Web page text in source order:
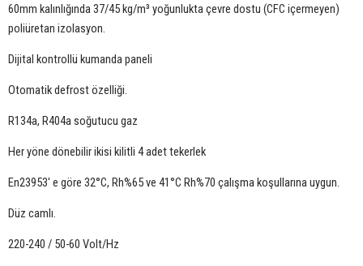
60mm kalınlığında 37/45 kg/m³ yoğunlukta çevre dostu (CFC içermeyen)
poliüretan izolasyon.
Dijital kontrollü kumanda paneli
Otomatik defrost özelliği.
R134a, R404a soğutucu gaz
Her yöne dönebilir ikisi kilitli 4 adet tekerlek
En23953' e göre 32°C, Rh%65 ve 41°C Rh%70 çalışma koşullarına uygun.
Düz camlı.
220-240 / 50-60 Volt/Hz